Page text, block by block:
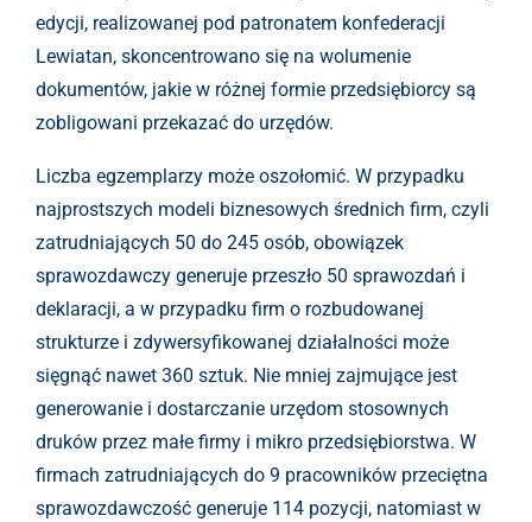
edycji, realizowanej pod patronatem konfederacji
Lewiatan, skoncentrowano się na wolumenie
dokumentów, jakie w różnej formie przedsiębiorcy są
zobligowani przekazać do urzędów.
Liczba egzemplarzy może oszołomić. W przypadku
najprostszych modeli biznesowych średnich firm, czyli
zatrudniających 50 do 245 osób, obowiązek
sprawozdawczy generuje przeszło 50 sprawozdań i
deklaracji, a w przypadku firm o rozbudowanej
strukturze i zdywersyfikowanej działalności może
sięgnąć nawet 360 sztuk. Nie mniej zajmujące jest
generowanie i dostarczanie urzędom stosownych
druków przez małe firmy i mikro przedsiębiorstwa. W
firmach zatrudniających do 9 pracowników przeciętna
sprawozdawczość generuje 114 pozycji, natomiast w